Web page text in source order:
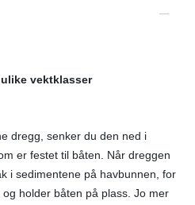
vektklasser
dregg, senker du den ned i
er festet til båten. Når dreggen
i sedimentene på havbunnen, for
holder båten på plass. Jo mer